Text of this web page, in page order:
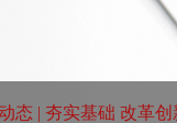
态 | 夯实基础 改革